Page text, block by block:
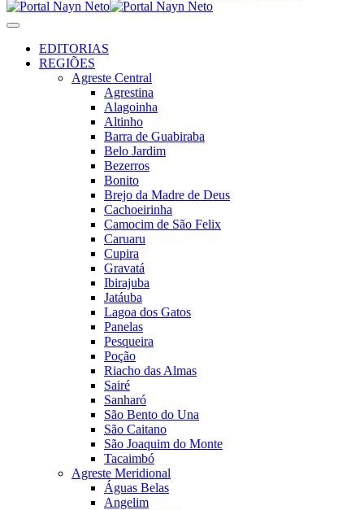
EDITORIAS
REGIÕES
Agreste Central
Agrestina
Alagoinha
Altinho
Barra de Guabiraba
Belo Jardim
Bezerros
Bonito
Brejo da Madre de Deus
Cachoeirinha
Camocim de São Felix
Caruaru
Cupira
Gravatá
Ibirajuba
Jatáuba
Lagoa dos Gatos
Panelas
Pesqueira
Poção
Riacho das Almas
Sairé
Sanharó
São Bento do Una
São Caitano
São Joaquim do Monte
Tacaimbó
Agreste Meridional
Águas Belas
Angelim